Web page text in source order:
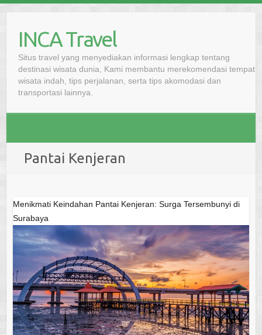
contentINCA Travel
Situs travel yang menyediakan informasi lengkap tentang
destinasi wisata dunia, Kami membantu merekomendasi tempat
wisata indah, tips perjalanan, serta tips akomodasi dan
transportasi lainnya.
Pantai Kenjeran
Menikmati Keindahan Pantai Kenjeran: Surga Tersembunyi di
Surabaya